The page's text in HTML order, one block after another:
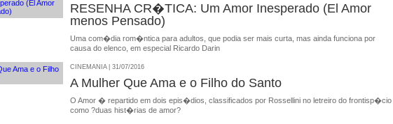
RESENHA CR�TICA: Um Amor Inesperado (El Amor
menos Pensado)
Uma com�dia rom�ntica para adultos, que podia ser mais curta, mas ainda funciona por
causa do elenco, em especial Ricardo Darin
CINEMANIA | 31/07/2016
A Mulher Que Ama e o Filho do Santo
O Amor � repartido em dois epis�dios, classificados por Rossellini no letreiro do frontisp�cio
como ?duas hist�rias de amor?